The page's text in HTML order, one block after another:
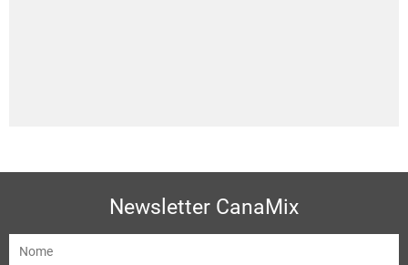
Newsletter CanaMix